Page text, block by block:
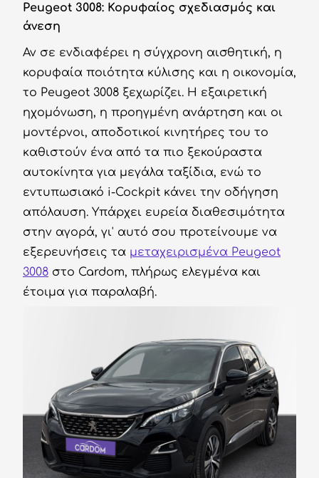
Peugeot 3008: Κορυφαίος σχεδιασμός και
άνεση
Αν σε ενδιαφέρει η σύγχρονη αισθητική, η
κορυφαία ποιότητα κύλισης και η οικονομία,
το Peugeot 3008 ξεχωρίζει. Η εξαιρετική
ηχομόνωση, η προηγμένη ανάρτηση και οι
μοντέρνοι, αποδοτικοί κινητήρες του το
καθιστούν ένα από τα πιο ξεκούραστα
αυτοκίνητα για μεγάλα ταξίδια, ενώ το
εντυπωσιακό i-Cockpit κάνει την οδήγηση
απόλαυση. Υπάρχει ευρεία διαθεσιμότητα
στην αγορά, γι' αυτό σου προτείνουμε να
εξερευνήσεις τα μεταχειρισμένα Peugeot
3008 στο Cardom, πλήρως ελεγμένα και
έτοιμα για παραλαβή.